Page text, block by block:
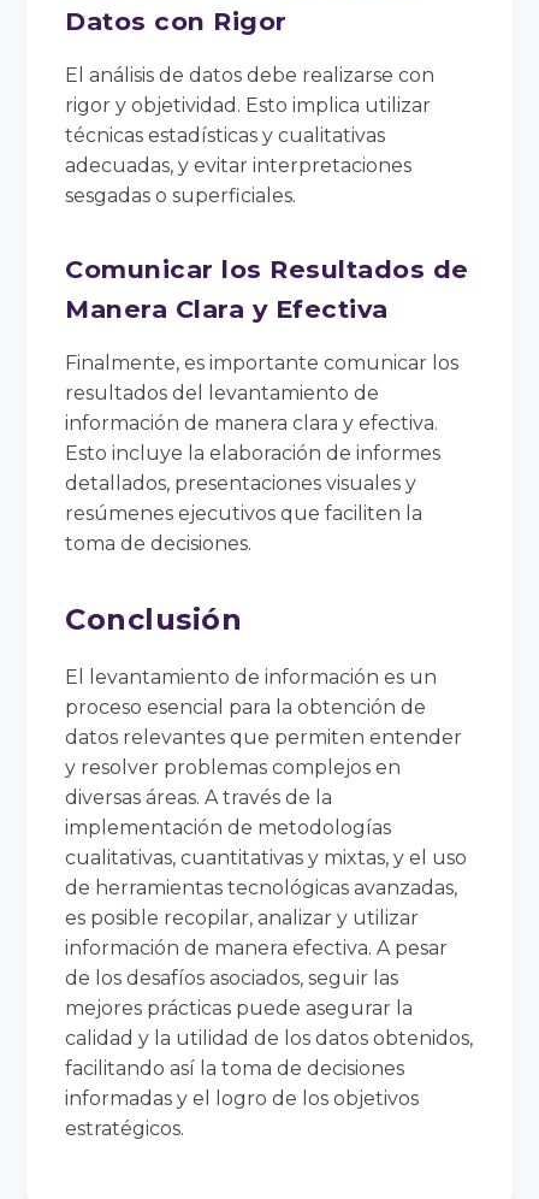
Datos con Rigor
El análisis de datos debe realizarse con
rigor y objetividad. Esto implica utilizar
técnicas estadísticas y cualitativas
adecuadas, y evitar interpretaciones
sesgadas o superficiales.
Comunicar los Resultados de
Manera Clara y Efectiva
Finalmente, es importante comunicar los
resultados del levantamiento de
información de manera clara y efectiva.
Esto incluye la elaboración de informes
detallados, presentaciones visuales y
resúmenes ejecutivos que faciliten la
toma de decisiones.
Conclusión
El levantamiento de información es un
proceso esencial para la obtención de
datos relevantes que permiten entender
y resolver problemas complejos en
diversas áreas. A través de la
implementación de metodologías
cualitativas, cuantitativas y mixtas, y el uso
de herramientas tecnológicas avanzadas,
es posible recopilar, analizar y utilizar
información de manera efectiva. A pesar
de los desafíos asociados, seguir las
mejores prácticas puede asegurar la
calidad y la utilidad de los datos obtenidos,
facilitando así la toma de decisiones
informadas y el logro de los objetivos
estratégicos.